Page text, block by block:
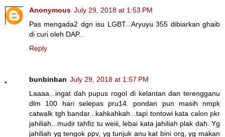
Anonymous July 29, 2018 at 1:53 PM
Pas mengada2 dgn isu LGBT...Aryuyu 355 dibiarkan ghaib
di curi oleh DAP..
Reply
bunbinban July 29, 2018 at 1:57 PM
Laaaa...ingat dah pupus rogol di kelantan dan terengganu
dlm 100 hari selepas pru14. pondan pun masih nmpk
catwalk tgh bandar...kahkahkah...tapi tontowi kata calon pkr
jahiliah...mudir tahfiz tu weiii, lebai kata jahiliah plak dah. Yg
jahiliah yg tengok ppv, yg tunjuk anu kat bini org, yg makan